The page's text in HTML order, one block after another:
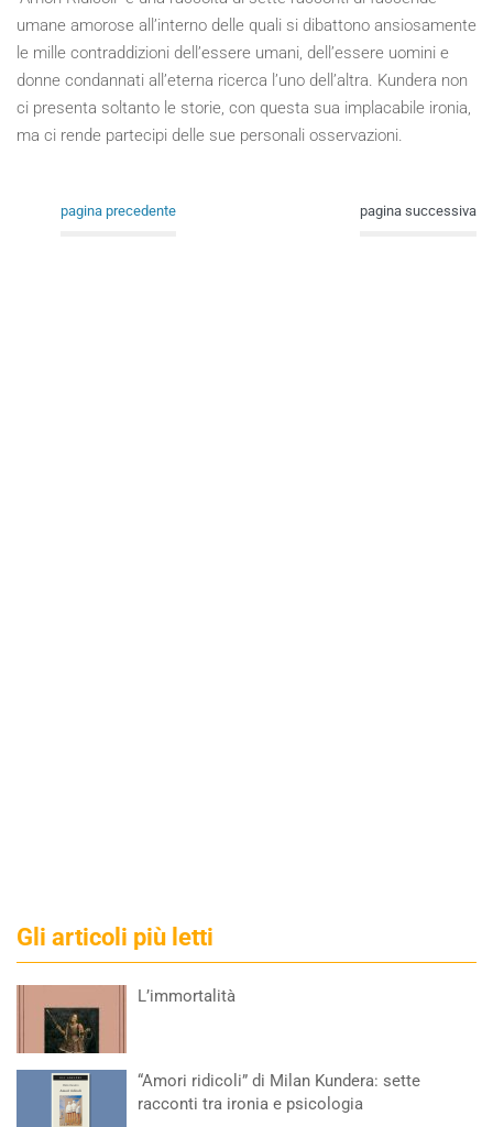
umane amorose all’interno delle quali si dibattono ansiosamente
le mille contraddizioni dell’essere umani, dell’essere uomini e
donne condannati all’eterna ricerca l’uno dell’altra. Kundera non
ci presenta soltanto le storie, con questa sua implacabile ironia,
ma ci rende partecipi delle sue personali osservazioni.
pagina precedente pagina successiva
Gli articoli più letti
L’immortalità
“Amori ridicoli” di Milan Kundera: sette
racconti tra ironia e psicologia